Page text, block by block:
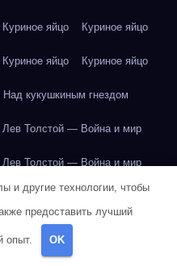
Куриное яйцо Куриное яйцо
Куриное яйцо Куриное яйцо
кукушкиным гнездом
Лев Толстой — Война и мир
Лев Толстой — Война и мир
Лев Толстой — Война и мир
Лев Толстой — Война и мир
и другие технологии, чтобы
предоставить лучший
опыт. OK